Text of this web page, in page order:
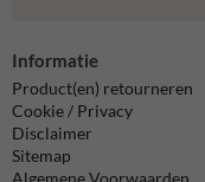
Informatie
Product(en) retourneren
Cookie / Privacy
Disclaimer
Sitemap